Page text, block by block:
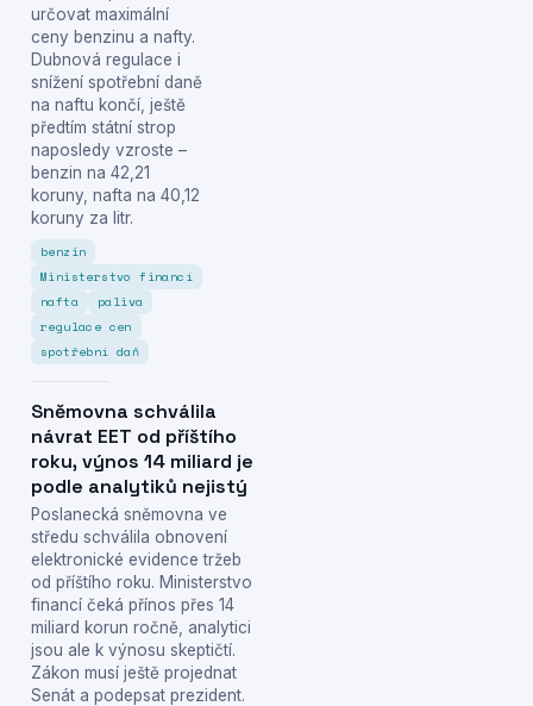
určovat maximální
ceny benzinu a nafty.
Dubnová regulace i
snížení spotřební daně
na naftu končí, ještě
předtím státní strop
naposledy vzroste –
benzin na 42,21
koruny, nafta na 40,12
koruny za litr.
benzin
Ministerstvo financí
nafta
paliva
regulace cen
spotřební daň
Sněmovna schválila
návrat EET od příštího
roku, výnos 14 miliard je
podle analytiků nejistý
Poslanecká sněmovna ve
středu schválila obnovení
elektronické evidence tržeb
od příštího roku. Ministerstvo
financí čeká přínos přes 14
miliard korun ročně, analytici
jsou ale k výnosu skeptičtí.
Zákon musí ještě projednat
Senát a podepsat prezident.